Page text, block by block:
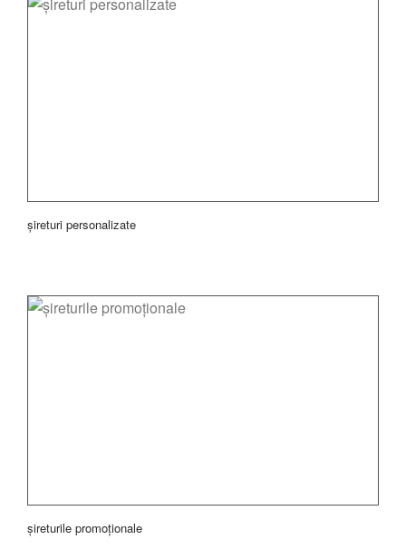
șireturi personalizate
șireturile promoționale